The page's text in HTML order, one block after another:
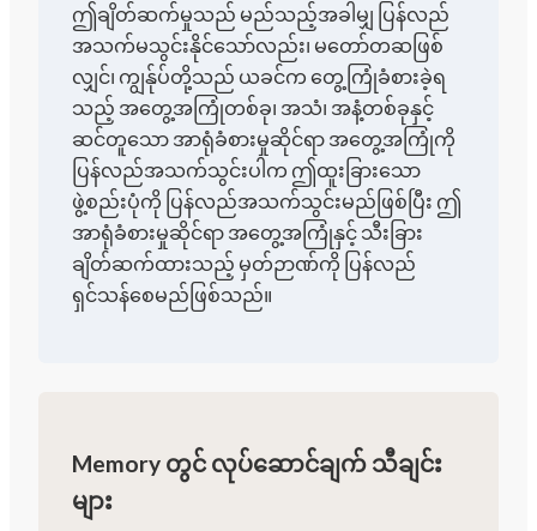
ဤချိတ်ဆက်မှုသည် မည်သည့်အခါမျှ ပြန်လည်
အသက်မသွင်းနိုင်သော်လည်း၊ မတော်တဆဖြစ်
လျှင်၊ ကျွန်ုပ်တို့သည် ယခင်က တွေ့ကြုံခံစားခဲ့ရ
သည့် အတွေ့အကြုံတစ်ခု၊ အသံ၊ အနံ့တစ်ခုနှင့်
ဆင်တူသော အာရုံခံစားမှုဆိုင်ရာ အတွေ့အကြုံကို
ပြန်လည်အသက်သွင်းပါက ဤထူးခြားသော
ဖွဲ့စည်းပုံကို ပြန်လည်အသက်သွင်းမည်ဖြစ်ပြီး ဤ
အာရုံခံစားမှုဆိုင်ရာ အတွေ့အကြုံနှင့် သီးခြား
ချိတ်ဆက်ထားသည့် မှတ်ဉာဏ်ကို ပြန်လည်
ရှင်သန်စေမည်ဖြစ်သည်။
Memory တွင် လုပ်ဆောင်ချက် သီချင်း
များ